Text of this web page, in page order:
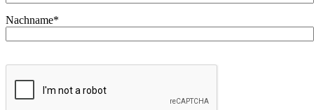
Nachname*